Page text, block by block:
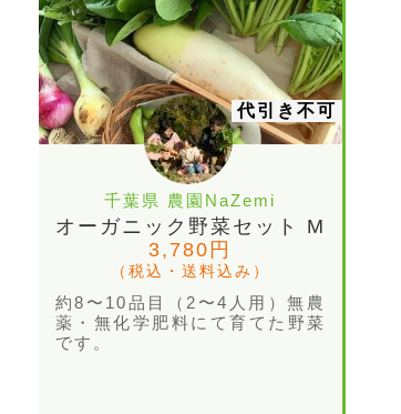
代引き不可
千葉県 農園NaZemi
オーガニック野菜セット M
3,780円
（税込・送料込み）
約8〜10品目（2〜4人用）無農
薬・無化学肥料にて育てた野菜
です。